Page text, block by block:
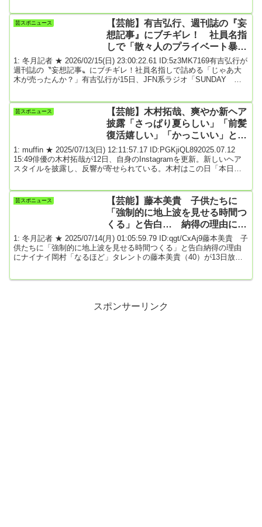
原作は、因習や怨念が渦巻く土地で、主人公が続発する殺人事件に
まきこまれる姿を描く。新作映画のスーパーティザービジュアル
は、“八つ”の墓石らしきもの...
芸スポニュース
【芸能】有吉弘行、週刊誌の『妄
想記事』にブチギレ！ 社員名指
しで「散々人のプライベート暴い
たり、パパラッチ活動しておい
て…」
1: 冬月記者 ★ 2026/02/15(日) 23:00:22.61 ID:5z3MK7169有吉弘行が
週刊誌の〝妄想記事〟にブチギレ！社員名指しで詰める「じゃあ大
木が売ったんか？」有吉弘行が15日、JFN系ラジオ「SUNDAY
刊女性』（『女性自身』の間違い）ね、光文社の週刊女性に子育て
でね、子供が寝なくて悩んで悩んで、『ビビる大木とかに相談しま
芸スポニュース
【芸能】木村拓哉、爽やか新ヘア
披露「さっぱり夏らしい」「前髪
復活嬉しい」「かっこいい」と反
響
1: muffin ★ 2025/07/13(日) 12:11:57.17 ID:PGKjiQL892025.07.12
15:49俳優の木村拓哉が12日、自身のInstagramを更新。新しいヘア
スタイルを披露し、反響が寄せられている。木村はこの日「本日は
髪を流したスタイルを多く見せていたが、髪の毛を短く切り揃え、
前髪を作ったヘアスタイルを披露している。この投稿にファンか
芸スポニュース
【芸能】藤本美貴 子供たちに
「強制的に地上波を見せる時間つ
くる」と告白… 納得の理由に共
演者も「なるほど」「知識が広が
るよね」
1: 冬月記者 ★ 2025/07/14(月) 01:05:59.79 ID:qgt/CxAj9藤本美貴 子
供たちに「強制的に地上波を見せる時間つくる」と告白納得の理由
にナイナイ岡村「なるほど」タレントの藤本美貴（40）が13日放送
スポンサーリンク